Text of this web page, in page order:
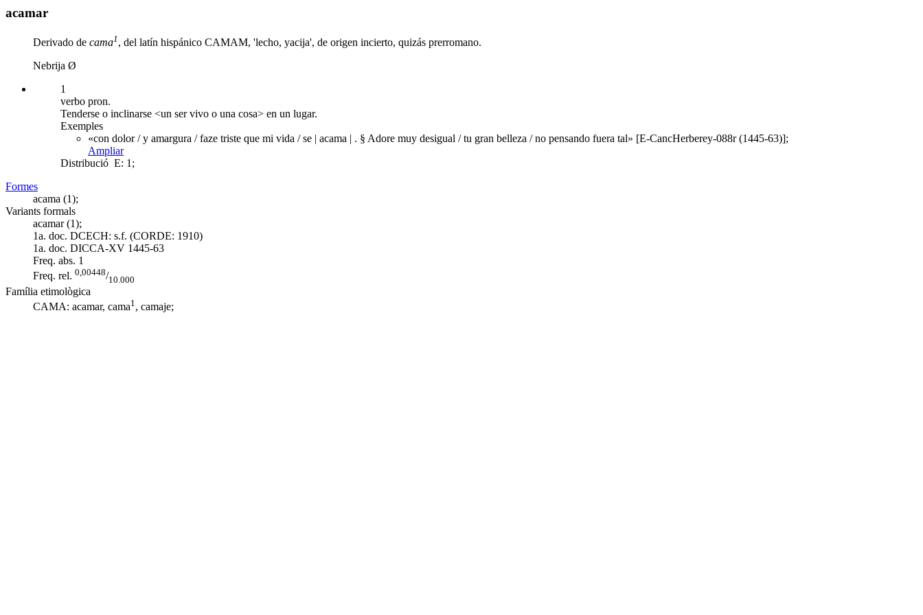
acamar
Derivado de cama1 , del latín hispánico CAMAM, 'lecho, yacija', de origen incierto, quizás prerromano.
Nebrija Ø
1
verbo pron.
Tenderse o inclinarse <un ser vivo o una cosa> en un lugar.
Exemples
«con dolor / y amargura / faze triste que mi vida / se | acama | . § Adore muy desigual / tu gran belleza / no pensando fuera tal» [E-CancHerberey-088r (1445-63)];
Ampliar
Distribució E: 1;
Formes
acama (1);
Variants formals
acamar (1);
1a. doc. DCECH: s.f. (CORDE: 1910)
1a. doc. DICCA-XV 1445-63
Freq. abs. 1
Freq. rel. 0,00448/10.000
Família etimològica
CAMA: acamar, cama1 , camaje;